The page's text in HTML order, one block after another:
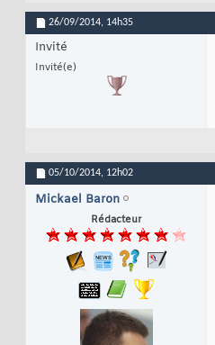
26/09/2014, 14h35
Invité
Invité(e)
05/10/2014, 12h02
Mickael Baron
Rédacteur